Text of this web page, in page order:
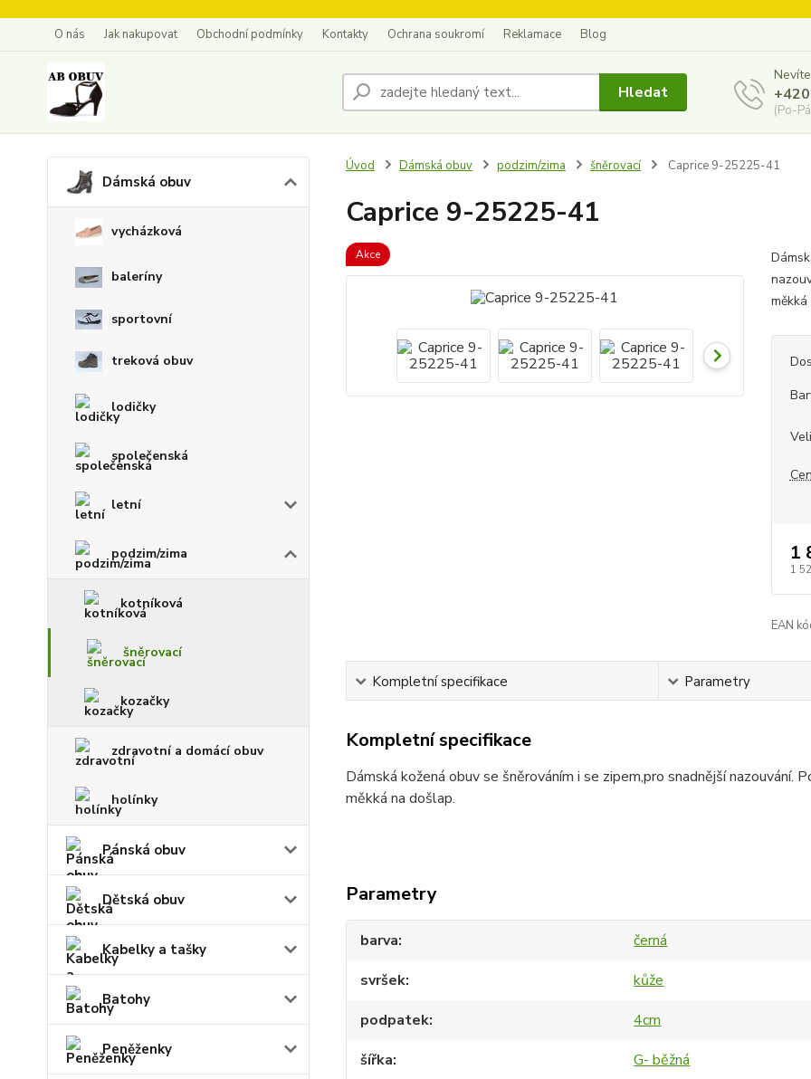
O nás Jak nakupovat Obchodní podmínky Kontakty Ochrana soukromí Reklamace Blog
Hledat
(Po-
Dámská obuv
vycházková
baleríny
sportovní
treková obuv
lodičky
společenská
letní
podzim/zima
kotníková
šněrovací
kozačky
zdravotní a domácí obuv
holínky
Pánská obuv
Dětská obuv
Kabelky a tašky
Batohy
Peněženky
Úvod Dámská obuv podzim/zima šněrovací Caprice 9-25225-41
Caprice 9-25225-41
Akce
1
1
EAN
Kompletní specifikace Parametry
Kompletní specifikace
Dámská kožená obuv se šněrováním i se zipem,pro snadnější
měkká na došlap.
Parametry
barva
černá
svršek
kůže
podpatek
4cm
šířka
G- běžná